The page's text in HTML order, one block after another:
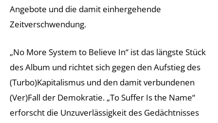
Angebote und die damit einhergehende
Zeitverschwendung.
„No More System to Believe In“ ist das längste Stück
des Album und richtet sich gegen den Aufstieg des
(Turbo)Kapitalismus und den damit verbundenen
(Ver)Fall der Demokratie. „To Suffer Is the Name“
erforscht die Unzuverlässigkeit des Gedächtnisses